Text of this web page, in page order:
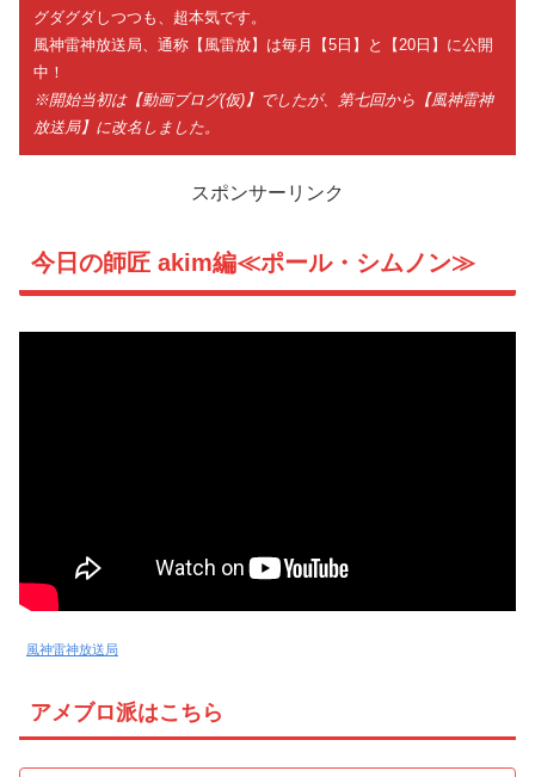
グダグダしつつも、超本気です。
風神雷神放送局、通称【風雷放】は毎月【5日】と【20日】に公開
中！
※開始当初は【動画ブログ(仮)】でしたが、第七回から【風神雷神
放送局】に改名しました。
スポンサーリンク
今日の師匠 akim編≪ポール・シムノン≫
風神雷神放送局
アメブロ派はこちら